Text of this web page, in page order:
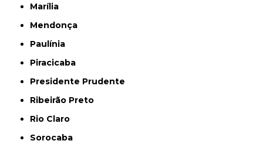
Marília
Mendonça
Paulínia
Piracicaba
Presidente Prudente
Ribeirão Preto
Rio Claro
Sorocaba